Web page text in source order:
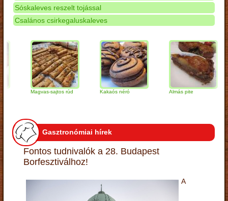
Sóskaleves reszelt tojással
Csalános csirkegaluskaleves
Magvas-sajtos rúd Kakaós néró Almás pite
Gasztronómiai hírek
Fontos tudnivalók a 28. Budapest
Borfesztiválhoz!
A